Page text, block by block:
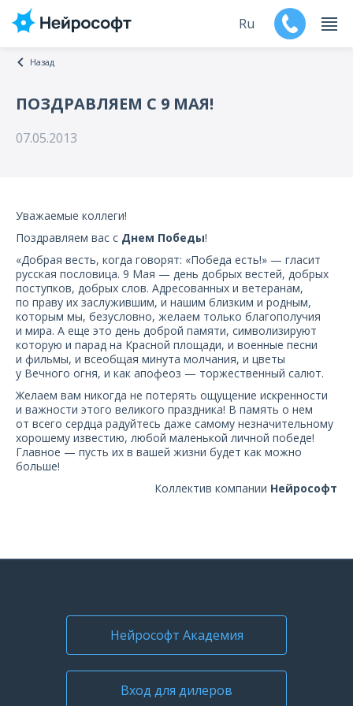
Мероприятия
Обучение
Дилеры
О компании
Карьера
Ru
Назад
ПОЗДРАВЛЯЕМ С 9 МАЯ!
07.05.2013
Уважаемые коллеги!
Поздравляем вас с Днем Победы!
«Добрая весть, когда говорят: «Победа есть!» — гласит
русская пословица. 9 Мая — день добрых вестей, добрых
поступков, добрых слов. Адресованных и ветеранам,
по праву их заслужившим, и нашим близким и родным,
которым мы, безусловно, желаем только благополучия
и мира. А еще это день доброй памяти, символизируют
которую и парад на Красной площади, и военные песни
и фильмы, и всеобщая минута молчания, и цветы
у Вечного огня, и как апофеоз — торжественный салют.
Желаем вам никогда не потерять ощущение искренности
и важности этого великого праздника! В память о нем
от всего сердца радуйтесь даже самому незначительному
хорошему известию, любой маленькой личной победе!
Главное — пусть их в вашей жизни будет как можно
больше!
Коллектив компании Нейрософт
Нейрософт Академия
Вход для дилеров